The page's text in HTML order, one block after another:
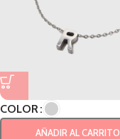
COLOR
AÑADIR AL CARRITO